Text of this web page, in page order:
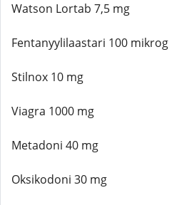
Watson Lortab 7,5 mg
Fentanyylilaastari 100 mikrog
Stilnox 10 mg
Viagra 1000 mg
Metadoni 40 mg
Oksikodoni 30 mg